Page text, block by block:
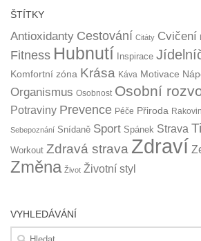
ŠTÍTKY
Antioxidanty Cestování Citáty Cvičení
Fitness Hubnutí Inspirace
Komfortní zóna Krása Káva Motivace
Organismus Osobnost Osobní
Potraviny Prevence Péče Přiroda
Sebepoznání Snídaně Sport Spánek Strava
Workout Zdravá strava Zdraví
Změna Život Životní styl
VYHLEDÁVÁNÍ
Vyhledávání